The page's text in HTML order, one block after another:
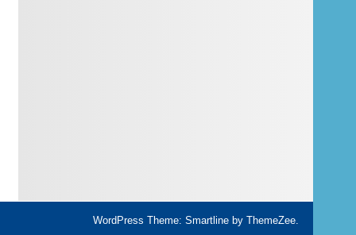
WordPress Theme: Smartline by ThemeZee.